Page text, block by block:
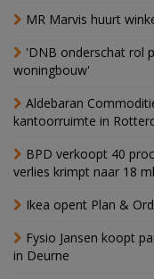
MR Marvis huurt
'DNB onderschat rol
woningbouw'
Aldebaran
kantoorruimte in
BPD verkoopt 40
verlies krimpt naar 18
Ikea opent Plan &
Fysio Jansen koopt
in Deurne